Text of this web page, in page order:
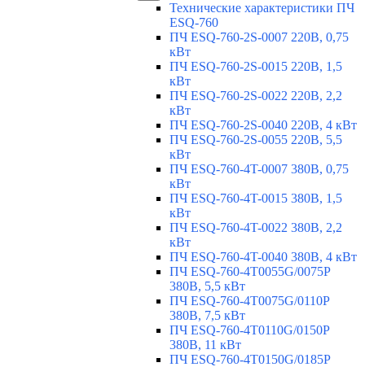
Технические характеристики ПЧ
ESQ-760
ПЧ ESQ-760-2S-0007 220В, 0,75
кВт
ПЧ ESQ-760-2S-0015 220В, 1,5
кВт
ПЧ ESQ-760-2S-0022 220В, 2,2
кВт
ПЧ ESQ-760-2S-0040 220В, 4 кВт
ПЧ ESQ-760-2S-0055 220В, 5,5
кВт
ПЧ ESQ-760-4T-0007 380В, 0,75
кВт
ПЧ ESQ-760-4T-0015 380В, 1,5
кВт
ПЧ ESQ-760-4T-0022 380В, 2,2
кВт
ПЧ ESQ-760-4T-0040 380В, 4 кВт
ПЧ ESQ-760-4T0055G/0075P
380В, 5,5 кВт
ПЧ ESQ-760-4T0075G/0110P
380В, 7,5 кВт
ПЧ ESQ-760-4T0110G/0150P
380В, 11 кВт
ПЧ ESQ-760-4T0150G/0185P